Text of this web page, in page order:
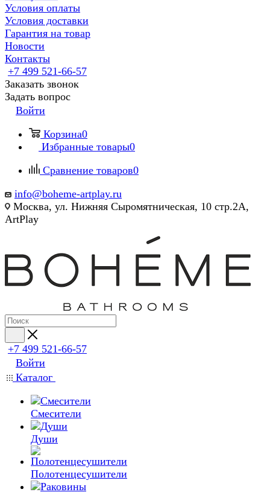
Условия оплаты
Условия доставки
Гарантия на товар
Новости
Контакты
+7 499 521-66-57
Заказать звонок
Задать вопрос
Войти
Корзина0
Избранные товары0
Сравнение товаров0
info@boheme-artplay.ru
Москва, ул. Нижняя Сыромятническая, 10 стр.2А,
ArtPlay
+7 499 521-66-57
Войти
Каталог
Смесители
Души
Полотенцесушители